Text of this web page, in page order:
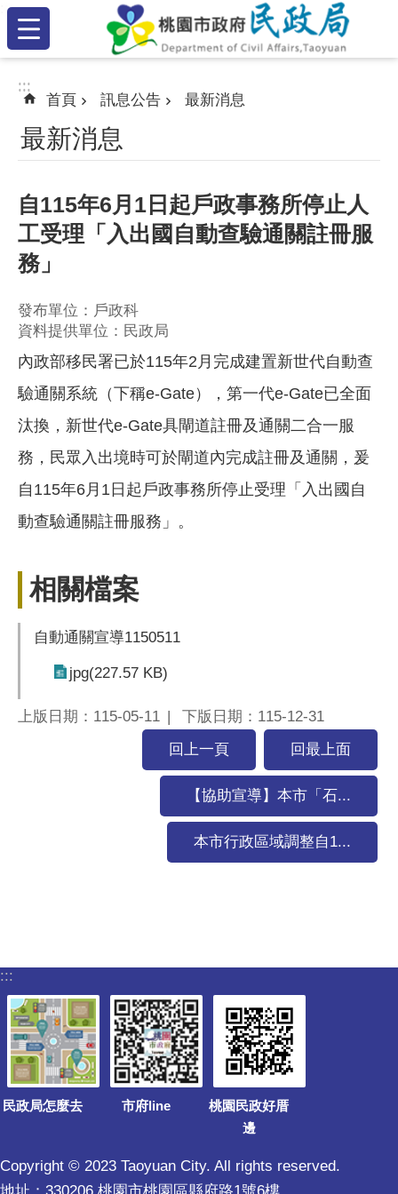
跳到主要內容區塊
:::
:::
:::
首頁 訊息公告 最新消息
最新消息
自115年6月1日起戶政事務所停止人
工受理「入出國自動查驗通關註冊服
務」
發布單位：戶政科
資料提供單位：民政局
內政部移民署已於115年2月完成建置新世代自動查
驗通關系統（下稱e-Gate），第一代e-Gate已全面
汰換，新世代e-Gate具閘道註冊及通關二合一服
務，民眾入出境時可於閘道內完成註冊及通關，爰
自115年6月1日起戶政事務所停止受理「入出國自
動查驗通關註冊服務」。
相關檔案
自動通關宣導1150511
jpg(227.57 KB)
上版日期：115-05-11
下版日期：115-12-31
回上一頁
回最上面
【協助宣導】本市「石...
本市行政區域調整自1...
:::
民政局怎麼去 市府line
桃園民政好厝
邊
Copyright © 2023 Taoyuan City. All rights reserved.